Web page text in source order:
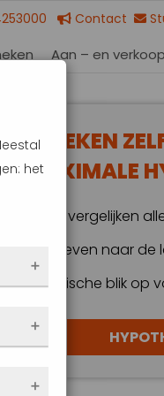
Contact
Aan – en verkoop
BEREKEN
MAXIMALE
Wij vergelijken
Streven naar
Kritische blik op
het